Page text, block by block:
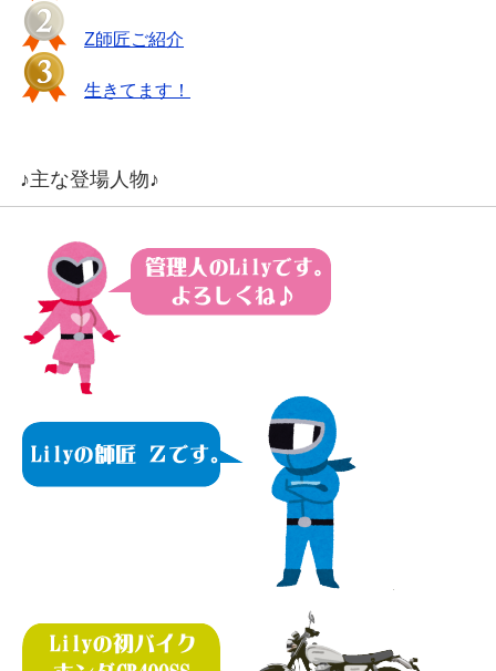
Z師匠ご紹介
生きてます！
♪主な登場人物♪